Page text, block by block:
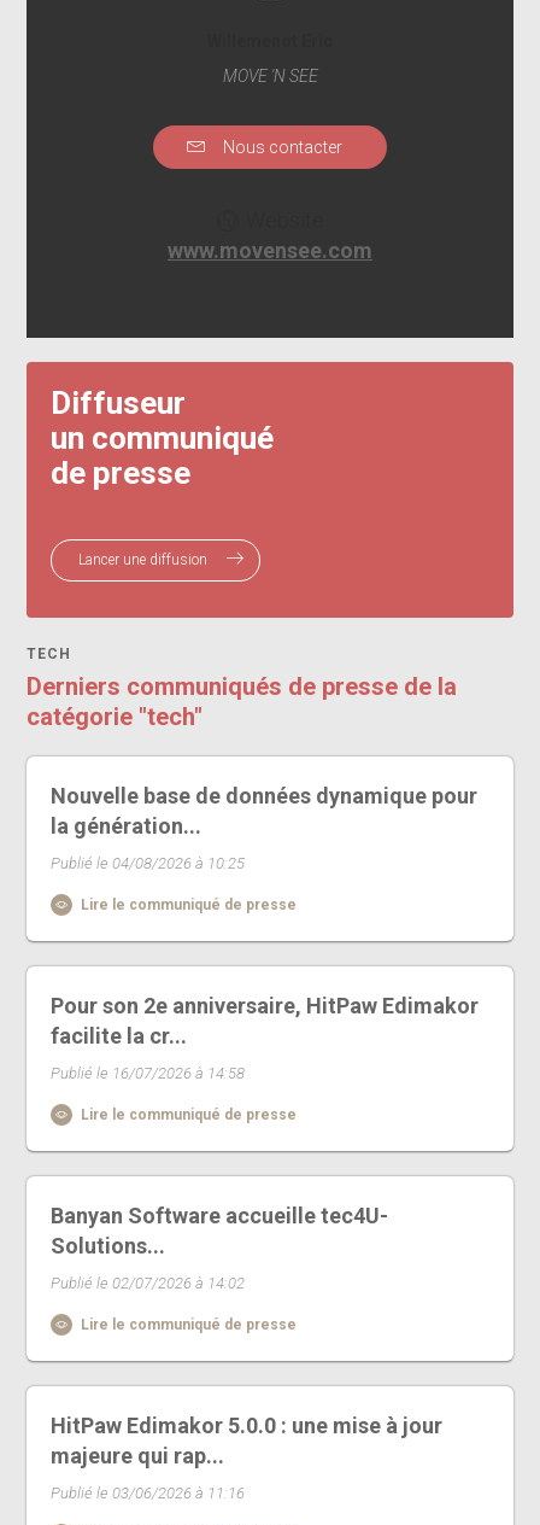
MOVE 'N SEE
Nous contacter
www.movensee.com
Diffuseur
un communiqué
de presse
Lancer une diffusion
TECH
Derniers communiqués de presse de la
catégorie "tech"
Nouvelle base de données dynamique pour
la génération...
Publié le 04/08/2026 à 10:25
Lire le communiqué de presse
Pour son 2e anniversaire, HitPaw Edimakor
facilite la cr...
Publié le 16/07/2026 à 14:58
Lire le communiqué de presse
Banyan Software accueille tec4U-
Solutions...
Publié le 02/07/2026 à 14:02
Lire le communiqué de presse
HitPaw Edimakor 5.0.0 : une mise à jour
majeure qui rap...
Publié le 03/06/2026 à 11:16